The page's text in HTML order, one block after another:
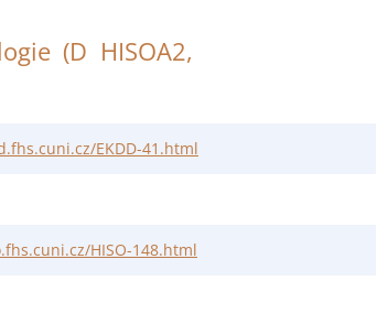
(D HISOA2,
EKDD-41.html
HISO-148.html